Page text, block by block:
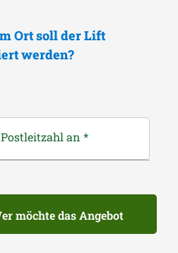
Ort soll der Lift
werden?
an *
möchte das Angebot